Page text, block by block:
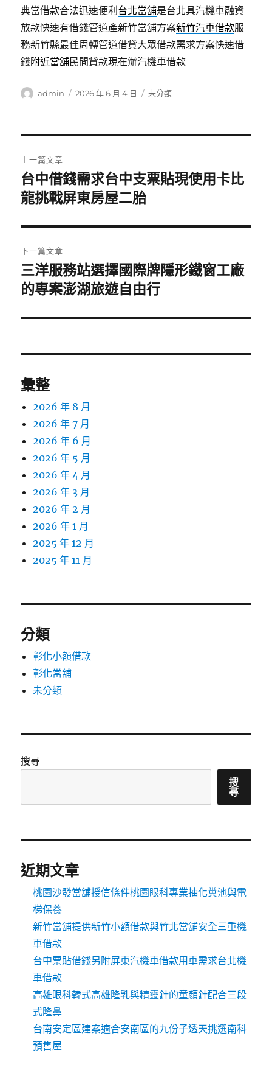
典當借款合法迅速便利 台北當舖是台北具汽機車融資
放款快速有借錢管道產新竹當舖方案新竹汽車借款服
務新竹縣最佳周轉管道借貸大眾借款需求方案快速借
錢附近當舖民間貸款現在辦汽機車借款
作
admin
發
2026 年 6 月 4 日
分
未分類
章
導
覽
上一篇文章
上
一
文
章:
台中借錢需求台中支票貼現使用卡比
龍挑戰屏東房屋二胎
下一篇文章
下
一
文
三洋服務站選擇國際牌隱形鐵窗工廠
的專案澎湖旅遊自由行
彙整
2026 年 8 月
2026 年 7 月
2026 年 6 月
2026 年 5 月
2026 年 4 月
2026 年 3 月
2026 年 2 月
2026 年 1 月
2025 年 12 月
2025 年 11 月
分類
彰化小額借款
彰化當舖
未分類
搜尋
搜
尋
近期文章
桃園沙發當舖授信條件桃園眼科專業抽化糞池與電
梯保養
新竹當舖提供新竹小額借款與竹北當舖安全三重機
車借款
台中票貼借錢另附屏東汽機車借款用車需求台北機
車借款
高雄眼科韓式高雄隆乳與精靈針的童顏針配合三段
式隆鼻
台南安定區建案適合安南區的九份子透天挑選南科
預售屋